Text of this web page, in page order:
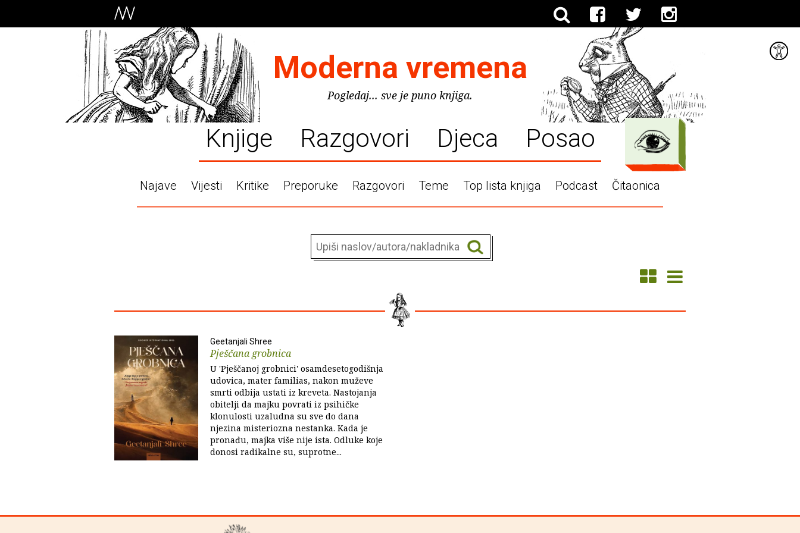
Moderna vremena
Pogledaj... sve je puno knjiga.
Knjige Razgovori Djeca Posao
Najave Vijesti Kritike Preporuke Razgovori Teme Top lista knjiga Podcast Čitaonica
Geetanjali Shree
Pješčana grobnica
U 'Pješčanoj grobnici' osamdesetogodišnja
udovica, mater familias, nakon muževe
smrti odbija ustati iz kreveta. Nastojanja
obitelji da majku povrati iz psihičke
klonulosti uzaludna su sve do dana
njezina misteriozna nestanka. Kada je
pronađu, majka više nije ista. Odluke koje
donosi radikalne su, suprotne...